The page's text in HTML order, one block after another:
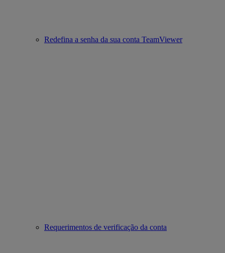
Redefina a senha da sua conta TeamViewer
Requerimentos de verificação da conta